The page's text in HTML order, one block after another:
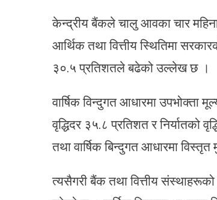
केन्द्रीय बैंकले चालु आवका चार
आर्थिक तथा वित्तीय स्थितिमा
३०.५ प्रतिशतले बढेको उल्लेख छ ।
वार्षिक विन्दुगत आधारमा
वृद्धिदर ३५.८ प्रतिशत र निर्यातको
तथा वार्षिक बिन्दुगत आधारमा
त्यसैगरी बैंक तथा वित्तीय